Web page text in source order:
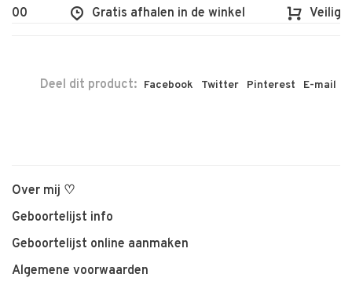
Gratis afhalen in de winkel Veilig
Deel dit product: Facebook Twitter Pinterest E-mail
Over mij ♡
Geboortelijst info
Geboortelijst online aanmaken
Algemene voorwaarden